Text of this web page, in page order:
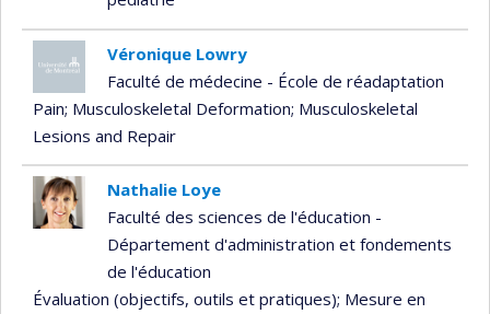
Véronique Lowry
Faculté de médecine - École de réadaptation
Pain; Musculoskeletal Deformation; Musculoskeletal
Lesions and Repair
Nathalie Loye
Faculté des sciences de l'éducation -
Département d'administration et fondements
de l'éducation
Évaluation (objectifs, outils et pratiques); Mesure en